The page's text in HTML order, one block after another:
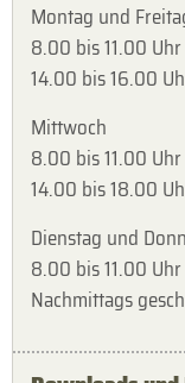
Montag und
8.00 bis 11.00 Uhr
14.00 bis 16.00
Mittwoch
8.00 bis 11.00 Uhr
14.00 bis 18.00
Dienstag und
8.00 bis 11.00 Uhr
Nachmittags